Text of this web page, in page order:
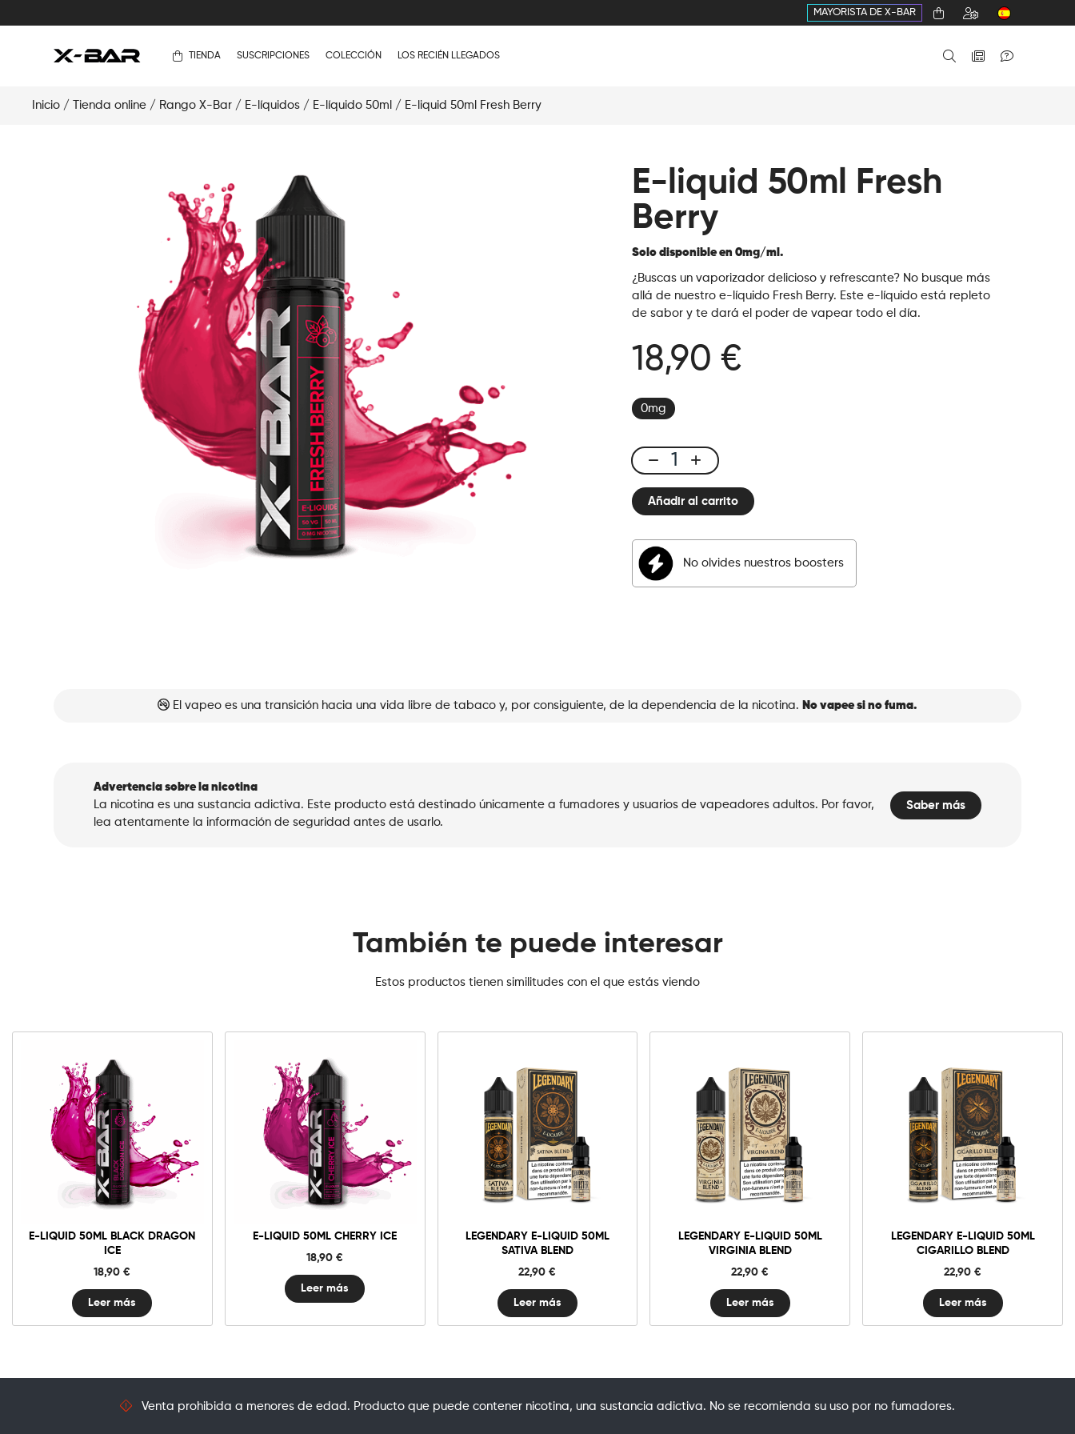
MAYORISTA DE X-BAR
TIENDA SUSCRIPCIONES COLECCIÓN LOS RECIÉN LLEGADOS
Inicio / Tienda online / Rango X-Bar / E-líquidos / E-líquido 50ml / E-liquid 50ml Fresh Berry
E-liquid 50ml Fresh
Berry
Solo disponible en 0mg/ml.
¿Buscas un vaporizador delicioso y refrescante? No busque más
allá de nuestro e-líquido Fresh Berry. Este e-líquido está repleto
de sabor y te dará el poder de vapear todo el día.
18,90 €
0mg
E-
liquid
50ml
Berry
cantidad
Añadir al carrito
No olvides nuestros boosters
El vapeo es una transición hacia una vida libre de tabaco y, por consiguiente, de la dependencia de la nicotina. No vapee si no fuma.
Advertencia sobre la nicotina
La nicotina es una sustancia adictiva. Este producto está destinado únicamente a fumadores y usuarios de vapeadores adultos. Por favor,
lea atentamente la información de seguridad antes de usarlo.
Saber más
También te puede interesar
Estos productos tienen similitudes con el que estás viendo
E-LIQUID 50ML BLACK DRAGON
ICE
18,90€
Leer más
E-LIQUID 50ML CHERRY ICE
18,90€
Leer más
LEGENDARY E-LIQUID 50ML
SATIVA BLEND
22,90€
Leer más
LEGENDARY E-LIQUID 50ML
VIRGINIA BLEND
22,90€
Leer más
LEGENDARY E-LIQUID 50ML
CIGARILLO BLEND
22,90€
Leer más
Venta prohibida a menores de edad. Producto que puede contener nicotina, una sustancia adictiva. No se recomienda su uso por no fumadores.